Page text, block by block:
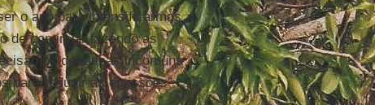
o ano para intensificarmos
de continuar fazendo as
de táticas incomuns
para reduzir as emissões”.